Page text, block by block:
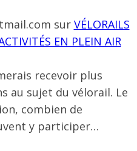
sur VÉLORAILS
EN PLEIN AIR
recevoir plus
au sujet du vélorail. Le
combien de
y participer…